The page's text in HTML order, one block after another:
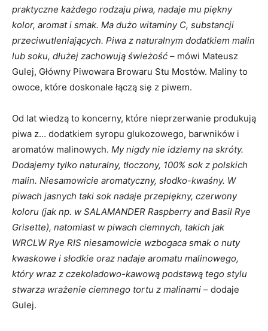
praktyczne każdego rodzaju piwa, nadaje mu piękny
kolor, aromat i smak. Ma dużo witaminy C, substancji
przeciwutleniających. Piwa z naturalnym dodatkiem malin
lub soku, dłużej zachowują świeżość – mówi Mateusz
Gulej, Główny Piwowara Browaru Stu Mostów. Maliny to
owoce, które doskonale łączą się z piwem.
Od lat wiedzą to koncerny, które nieprzerwanie produkują
piwa z… dodatkiem syropu glukozowego, barwników i
aromatów malinowych. My nigdy nie idziemy na skróty.
Dodajemy tylko naturalny, tłoczony, 100% sok z polskich
malin. Niesamowicie aromatyczny, słodko-kwaśny. W
piwach jasnych taki sok nadaje przepiękny, czerwony
koloru (jak np. w SALAMANDER Raspberry and Basil Rye
Grisette), natomiast w piwach ciemnych, takich jak
WRCLW Rye RIS niesamowicie wzbogaca smak o nuty
kwaskowe i słodkie oraz nadaje aromatu malinowego,
który wraz z czekoladowo-kawową podstawą tego stylu
stwarza wrażenie ciemnego tortu z malinami – dodaje
Gulej.